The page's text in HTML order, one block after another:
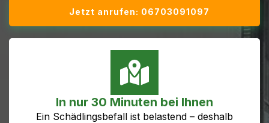
Jetzt anrufen: 06703091097
In nur 30 Minuten bei Ihnen
Ein Schädlingsbefall ist belastend – deshalb